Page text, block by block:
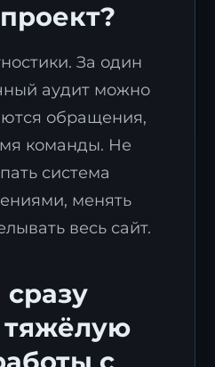
За один
аудит можно
обращения,
команды. Не
система
менять
весь сайт.
тяжёлую